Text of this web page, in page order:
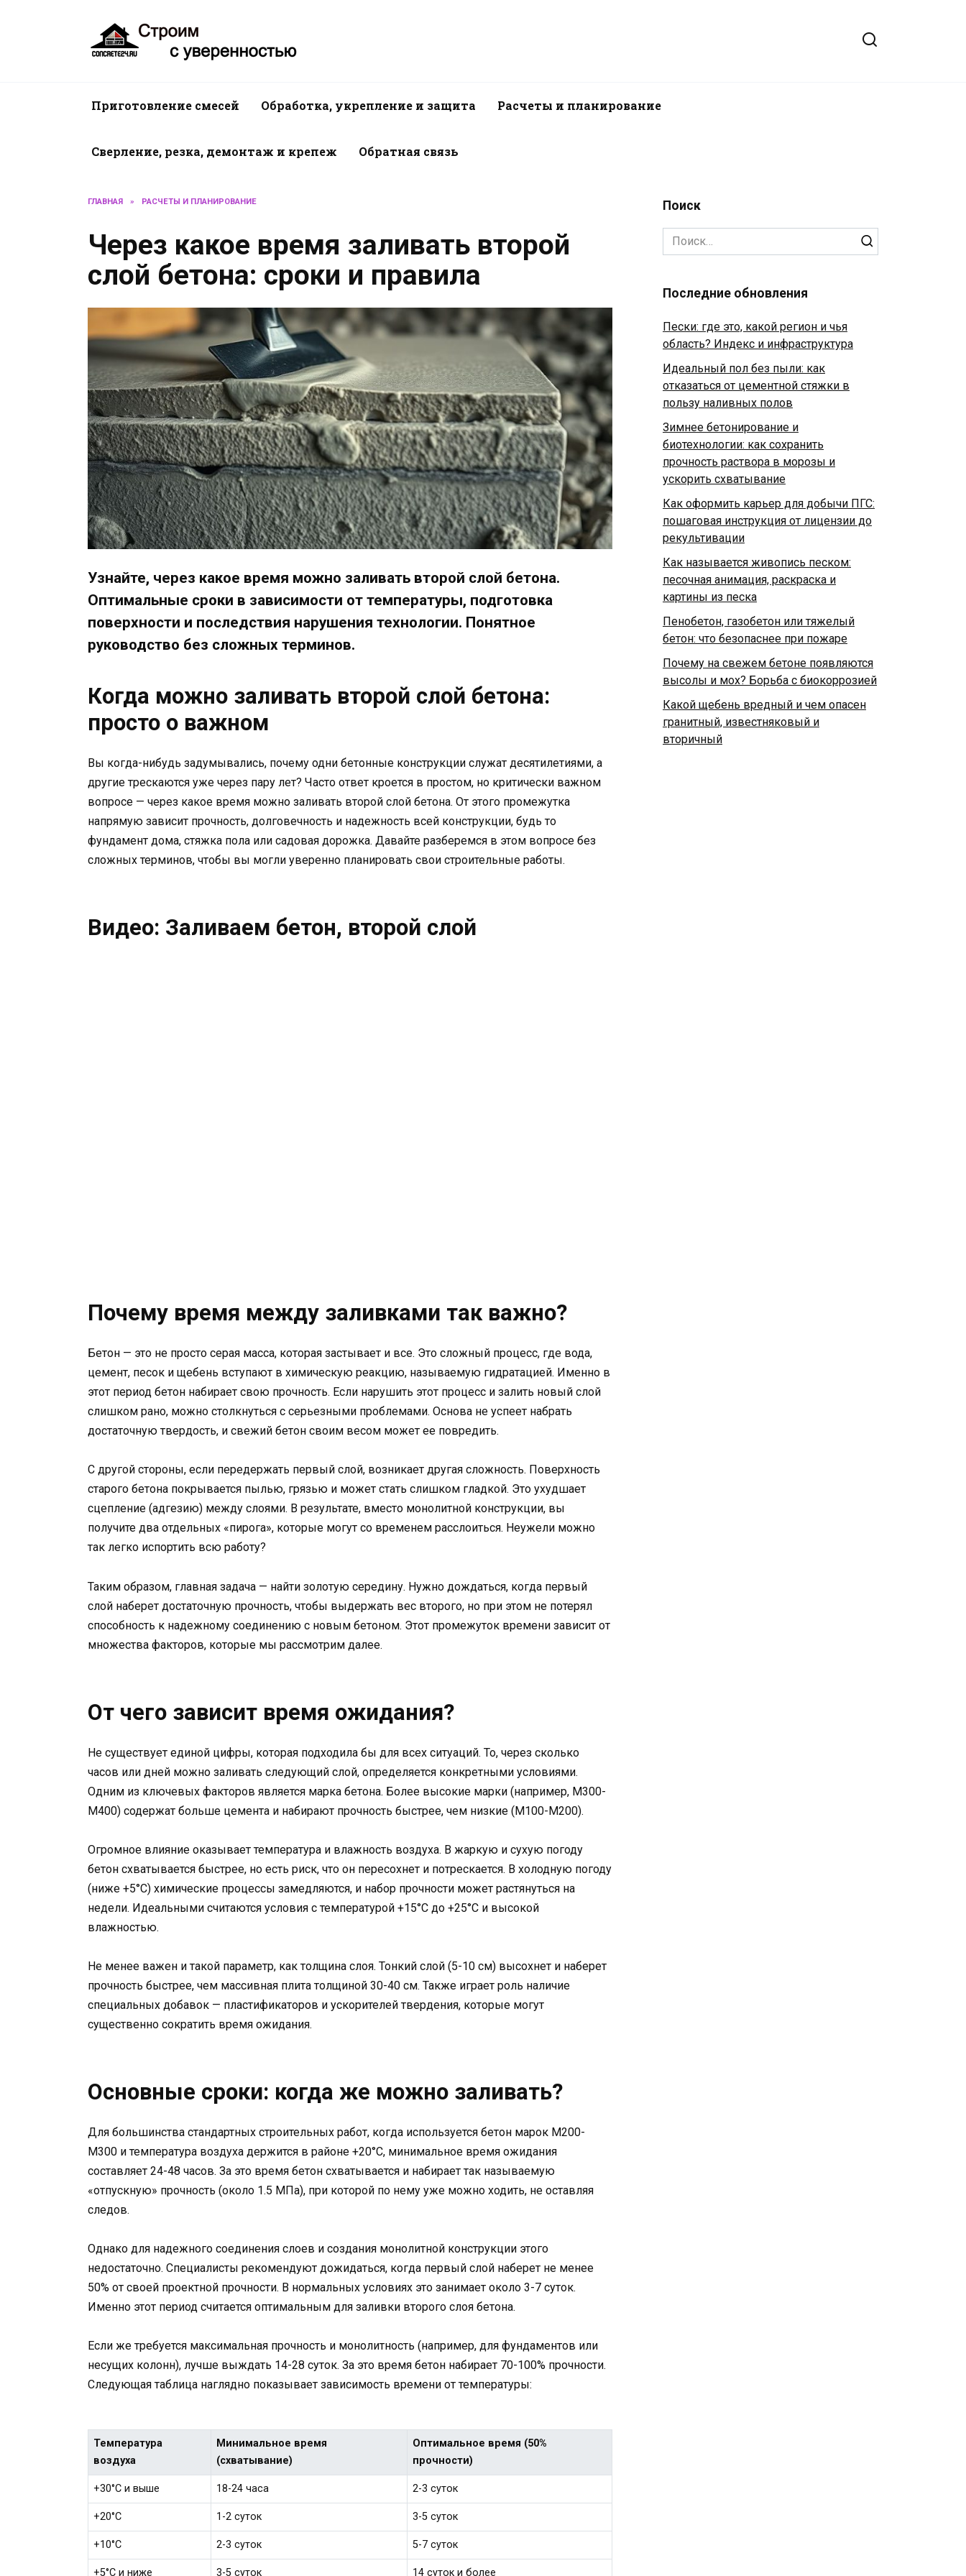
Приготовление смесей Обработка, укрепление и защита Расчеты и планирование
Сверление, резка, демонтаж и крепеж Обратная связь
ГЛАВНАЯ » РАСЧЕТЫ И ПЛАНИРОВАНИЕ
Через какое время заливать второй
слой бетона: сроки и правила
Узнайте, через какое время можно заливать второй слой бетона.
Оптимальные сроки в зависимости от температуры, подготовка
поверхности и последствия нарушения технологии. Понятное
руководство без сложных терминов.
Когда можно заливать второй слой бетона:
просто о важном
Вы когда-нибудь задумывались, почему одни бетонные конструкции служат десятилетиями, а
другие трескаются уже через пару лет? Часто ответ кроется в простом, но критически важном
вопросе — через какое время можно заливать второй слой бетона. От этого промежутка
напрямую зависит прочность, долговечность и надежность всей конструкции, будь то
фундамент дома, стяжка пола или садовая дорожка. Давайте разберемся в этом вопросе без
сложных терминов, чтобы вы могли уверенно планировать свои строительные работы.
Видео: Заливаем бетон, второй слой
Почему время между заливками так важно?
Бетон — это не просто серая масса, которая застывает и все. Это сложный процесс, где вода,
цемент, песок и щебень вступают в химическую реакцию, называемую гидратацией. Именно в
этот период бетон набирает свою прочность. Если нарушить этот процесс и залить новый слой
слишком рано, можно столкнуться с серьезными проблемами. Основа не успеет набрать
достаточную твердость, и свежий бетон своим весом может ее повредить.
С другой стороны, если передержать первый слой, возникает другая сложность. Поверхность
старого бетона покрывается пылью, грязью и может стать слишком гладкой. Это ухудшает
сцепление (адгезию) между слоями. В результате, вместо монолитной конструкции, вы
получите два отдельных «пирога», которые могут со временем расслоиться. Неужели можно
так легко испортить всю работу?
Таким образом, главная задача — найти золотую середину. Нужно дождаться, когда первый
слой наберет достаточную прочность, чтобы выдержать вес второго, но при этом не потерял
способность к надежному соединению с новым бетоном. Этот промежуток времени зависит от
множества факторов, которые мы рассмотрим далее.
От чего зависит время ожидания?
Не существует единой цифры, которая подходила бы для всех ситуаций. То, через сколько
часов или дней можно заливать следующий слой, определяется конкретными условиями.
Одним из ключевых факторов является марка бетона. Более высокие марки (например, М300-
М400) содержат больше цемента и набирают прочность быстрее, чем низкие (М100-М200).
Огромное влияние оказывает температура и влажность воздуха. В жаркую и сухую погоду
бетон схватывается быстрее, но есть риск, что он пересохнет и потрескается. В холодную погоду
(ниже +5°C) химические процессы замедляются, и набор прочности может растянуться на
недели. Идеальными считаются условия с температурой +15°C до +25°C и высокой
влажностью.
Не менее важен и такой параметр, как толщина слоя. Тонкий слой (5-10 см) высохнет и наберет
прочность быстрее, чем массивная плита толщиной 30-40 см. Также играет роль наличие
специальных добавок — пластификаторов и ускорителей твердения, которые могут
существенно сократить время ожидания.
Основные сроки: когда же можно заливать?
Для большинства стандартных строительных работ, когда используется бетон марок М200-
М300 и температура воздуха держится в районе +20°C, минимальное время ожидания
составляет 24-48 часов. За это время бетон схватывается и набирает так называемую
«отпускную» прочность (около 1.5 МПа), при которой по нему уже можно ходить, не оставляя
следов.
Однако для надежного соединения слоев и создания монолитной конструкции этого
недостаточно. Специалисты рекомендуют дожидаться, когда первый слой наберет не менее
50% от своей проектной прочности. В нормальных условиях это занимает около 3-7 суток.
Именно этот период считается оптимальным для заливки второго слоя бетона.
Если же требуется максимальная прочность и монолитность (например, для фундаментов или
несущих колонн), лучше выждать 14-28 суток. За это время бетон набирает 70-100% прочности.
Следующая таблица наглядно показывает зависимость времени от температуры:
Температура
воздуха
Минимальное время
(схватывание)
Оптимальное время (50%
прочности)
+30°C и выше 18-24 часа 2-3 суток
+20°C 1-2 суток 3-5 суток
+10°C 2-3 суток 5-7 суток
+5°C и ниже 3-5 суток 14 суток и более
Поиск
Search
for:
Последние обновления
Пески: где это, какой регион и чья
область? Индекс и инфраструктура
Идеальный пол без пыли: как
отказаться от цементной стяжки в
пользу наливных полов
Зимнее бетонирование и
биотехнологии: как сохранить
прочность раствора в морозы и
ускорить схватывание
Как оформить карьер для добычи ПГС:
пошаговая инструкция от лицензии до
рекультивации
Как называется живопись песком:
песочная анимация, раскраска и
картины из песка
Пенобетон, газобетон или тяжелый
бетон: что безопаснее при пожаре
Почему на свежем бетоне появляются
высолы и мох? Борьба с биокоррозией
Какой щебень вредный и чем опасен
гранитный, известняковый и
вторичный